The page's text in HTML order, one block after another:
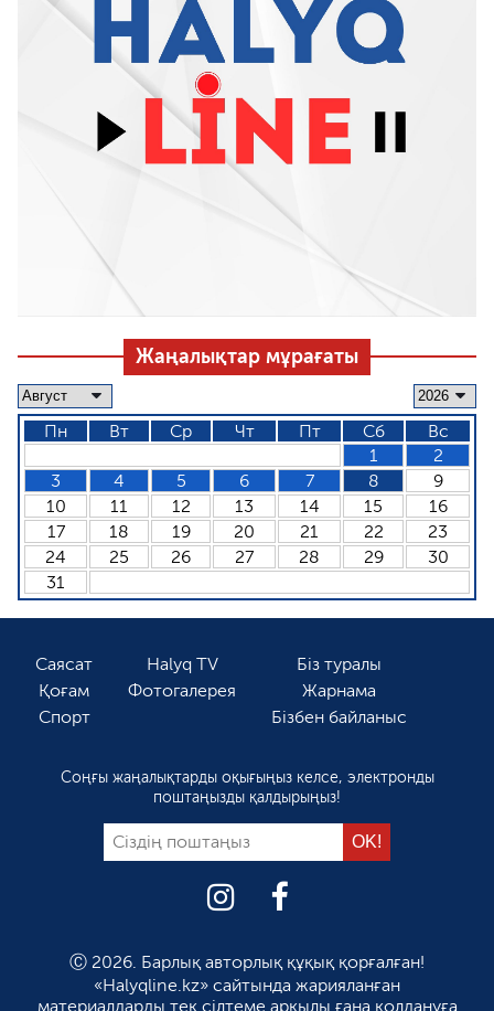
Жаңалықтар мұрағаты
Пн Вт Ср Чт Пт Сб
Вс
1
2
3
4 5 6 7 8
9
10
11 12 13 14 15
16
17
18 19 20 21 22
23
24
25 26 27 28 29
30
31
Саясат
Қоғам
Спорт
Halyq TV
Фотогалерея
Біз туралы
Жарнама
Бізбен байланыс
Соңғы жаңалықтарды оқығыңыз келсе, электронды
поштаңызды қалдырыңыз!
Ⓒ 2026. Барлық авторлық құқық қорғалған!
«Halyqline.kz» сайтында жарияланған
материалдарды тек сілтеме арқылы ғана қолдануға